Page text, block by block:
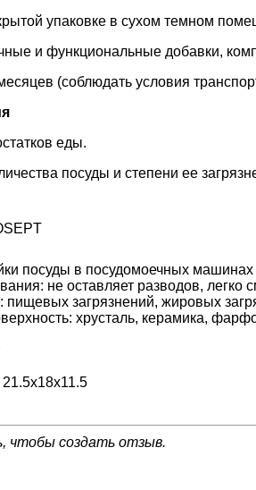
упаковке в сухом темном
и функциональные добавки,
(соблюдать условия
еды.
посуды и степени ее
посуды в посудомоечных машинах
: не оставляет разводов,
: пищевых загрязнений, жировых
: хрусталь, керамика,
21.5х18х11.5
чтобы создать отзыв.